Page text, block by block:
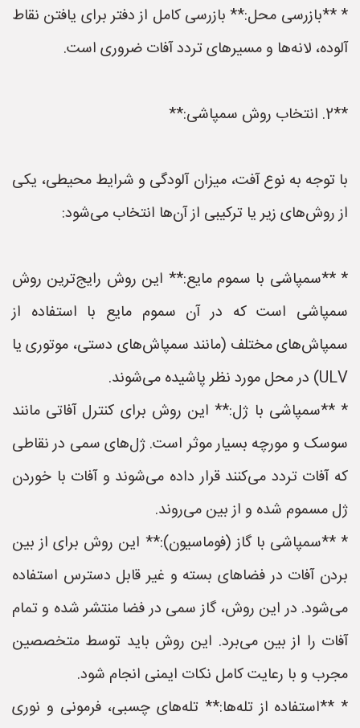
* **بازرسی محل:** بازرسی کامل از دفتر برای یافتن نقاط
آلوده، لانه‌ها و مسیرهای تردد آفات ضروری است.
**2. انتخاب روش سمپاشی:**
با توجه به نوع آفت، میزان آلودگی و شرایط محیطی، یکی
از روش‌های زیر یا ترکیبی از آن‌ها انتخاب می‌شود:
* **سمپاشی با سموم مایع:** این روش رایج‌ترین روش
سمپاشی است که در آن سموم مایع با استفاده از
سمپاش‌های مختلف (مانند سمپاش‌های دستی، موتوری یا
ULV) در محل مورد نظر پاشیده می‌شوند.
* **سمپاشی با ژل:** این روش برای کنترل آفاتی مانند
سوسک و مورچه بسیار موثر است. ژل‌های سمی در نقاطی
که آفات تردد می‌کنند قرار داده می‌شوند و آفات با خوردن
ژل مسموم شده و از بین می‌روند.
* **سمپاشی با گاز (فوماسیون):** این روش برای از بین
بردن آفات در فضاهای بسته و غیر قابل دسترس استفاده
می‌شود. در این روش، گاز سمی در فضا منتشر شده و تمام
آفات را از بین می‌برد. این روش باید توسط متخصصین
مجرب و با رعایت کامل نکات ایمنی انجام شود.
* **استفاده از تله‌ها:** تله‌های چسبی، فرمونی و نوری